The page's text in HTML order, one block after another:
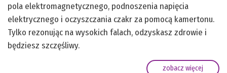
pola elektromagnetycznego, podnoszenia napięcia
elektrycznego i oczyszczania czakr za pomocą kamertonu.
Tylko rezonując na wysokich falach, odzyskasz zdrowie i
będziesz szczęśliwy.
zobacz więcej